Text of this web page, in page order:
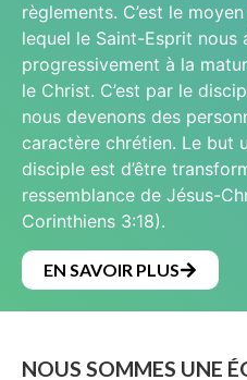
règlements. C’est le
lequel le Saint-Esprit nous
progressivement à la
le Christ. C’est par le
nous devenons des
caractère chrétien. Le but
disciple est d’être
ressemblance de Jésus-
Corinthiens 3:18).
EN SAVOIR PLUS
NOUS SOMMES UNE